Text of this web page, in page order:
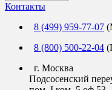
Контакты
8 (499) 959-77-07
8 (800) 500-22-04
г. Москва
Подсосенский